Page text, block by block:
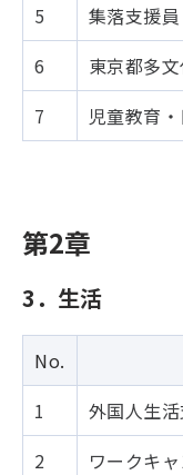
5
集落支援員
6
東京都多
7
児童教育
第2章
3．生活
No.
1
外国人生
2
ワークキ